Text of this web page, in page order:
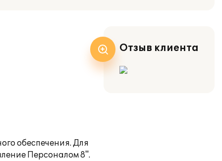
обеспечения. Для
Персоналом 8".
Отзыв клиента